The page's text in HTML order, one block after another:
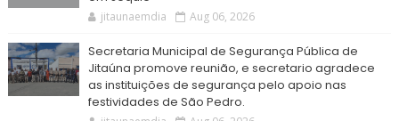
jitaunaemdia Aug 06, 2026
Secretaria Municipal de Segurança Pública de
Jitaúna promove reunião, e secretario agradece
as instituições de segurança pelo apoio nas
festividades de São Pedro.